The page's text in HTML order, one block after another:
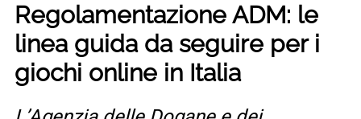
Regolamentazione ADM: le
linea guida da seguire per i
giochi online in Italia